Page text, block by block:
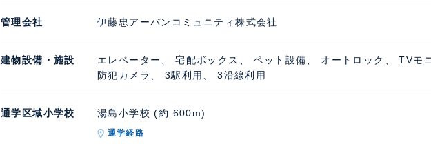
管理会社 伊藤忠アーバンコミュニティ株式会社
建物設備・施設
エレベーター、 宅配ボックス、 ペット設備、 オートロック、 TVモ
防犯カメラ、 3駅利用、 3沿線利用
通学区域小学校 湯島小学校 (約 600m)
通学経路